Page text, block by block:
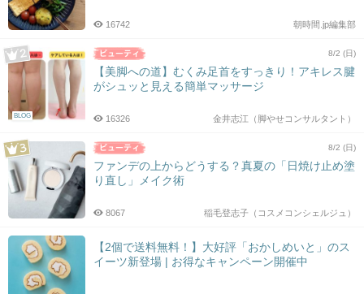
朝時間.jp編集部
16742
BLOG
8/2 (日)
【美脚への道】むくみ足首をすっきり！アキレス腱
がシュッと見える簡単マッサージ
金井志江（脚やせコンサルタント）
16326
8/2 (日)
ファンデの上からどうする？真夏の「日焼け止め塗
り直し」メイク術
稲毛登志子（コスメコンシェルジュ）
8067
【2個で送料無料！】大好評「おかしめいと」のス
イーツ新登場 | お得なキャンペーン開催中